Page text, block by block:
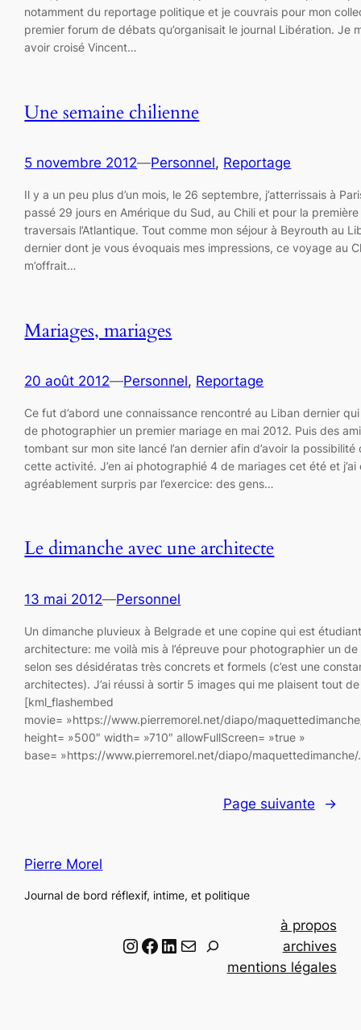
notamment du reportage politique et je couvrais pour mon
premier forum de débats qu’organisait le journal Libération. Je
avoir croisé Vincent…
Une semaine chilienne
5 novembre 2012—Personnel, Reportage
Il y a un peu plus d’un mois, le 26 septembre, j’atterrissais à
passé 29 jours en Amérique du Sud, au Chili et pour la
traversais l’Atlantique. Tout comme mon séjour à Beyrouth au
dernier dont je vous évoquais mes impressions, ce voyage au
m’offrait…
Mariages, mariages
20 août 2012—Personnel, Reportage
Ce fut d’abord une connaissance rencontré au Liban dernier qui
de photographier un premier mariage en mai 2012. Puis des
tombant sur mon site lancé l’an dernier afin d’avoir la possibilité
cette activité. J’en ai photographié 4 de mariages cet été et j’ai
agréablement surpris par l’exercice: des gens…
Le dimanche avec une architecte
13 mai 2012—Personnel
Un dimanche pluvieux à Belgrade et une copine qui est
architecture: me voilà mis à l’épreuve pour photographier un
selon ses désidératas très concrets et formels (c’est une
architectes). J’ai réussi à sortir 5 images qui me plaisent tout
[kml_flashembed
movie= »https://www.pierremorel.net/diapo/
height= »500″ width= »710″ allowFullScreen= »true »
base= »https://www.pierremorel.net/diapo/
Page suivante →
Pierre Morel
Journal de bord réflexif, intime, et politique
Instagram Facebook LinkedIn Email
à propos
archives
mentions légales